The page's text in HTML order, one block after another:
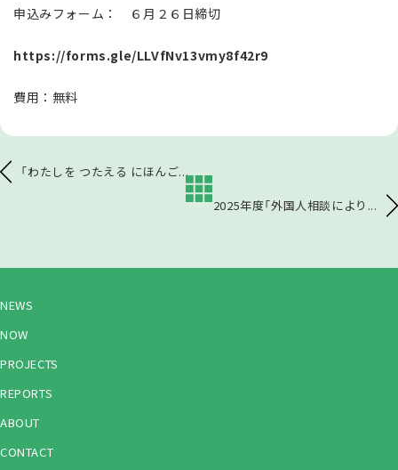
申込みフォーム： ６月２６日締切
https://forms.gle/LLVfNv13vmy8f42r9
費用：無料
「わたしを つたえる にほんご...
2025年度「外国人相談により...
NEWS
NOW
PROJECTS
REPORTS
ABOUT
CONTACT